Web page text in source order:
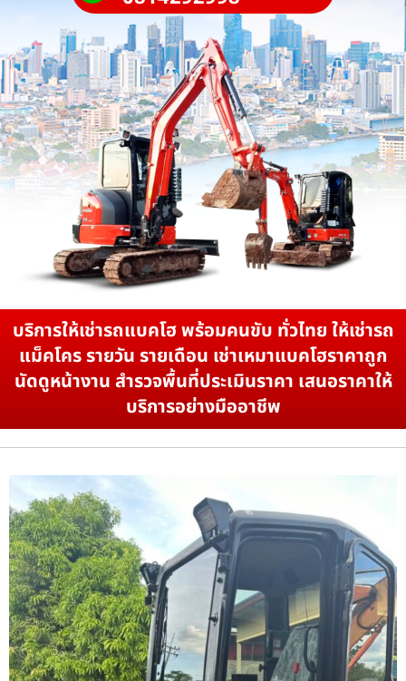
บริการให้เช่ารถแบคโฮ พร้อมคนขับ ทั่วไทย ให้เช่ารถ
แม็คโคร รายวัน รายเดือน เช่าเหมาแบคโฮราคาถูก
นัดดูหน้างาน สำรวจพื้นที่ประเมินราคา เสนอราคาให้
บริการอย่างมืออาชีพ